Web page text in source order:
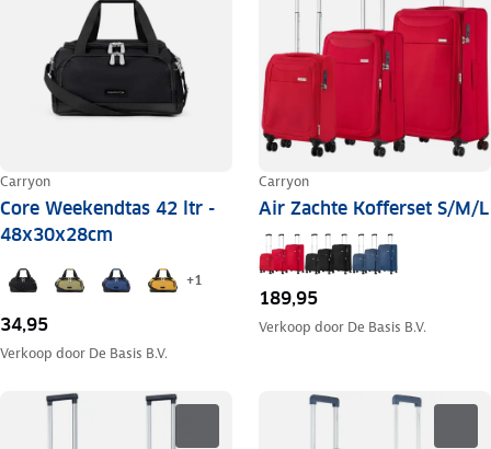
Carryon
Core Weekendtas 42 ltr -
48x30x28cm
+1
34,95
Verkoop door De Basis B.V.
Carryon
Air Zachte Kofferset S/M/L
189,95
Verkoop door De Basis B.V.